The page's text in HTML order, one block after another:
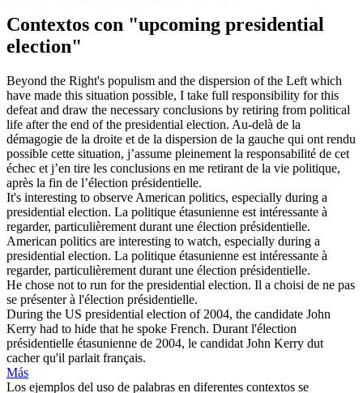
Contextos con "upcoming presidential
election"
Beyond the Right's populism and the dispersion of the Left which
have made this situation possible, I take full responsibility for this
defeat and draw the necessary conclusions by retiring from political
life after the end of the presidential election. Au-delà de la
démagogie de la droite et de la dispersion de la gauche qui ont rendu
possible cette situation, j’assume pleinement la responsabilité de cet
échec et j’en tire les conclusions en me retirant de la vie politique,
après la fin de l’élection présidentielle.
It's interesting to observe American politics, especially during a
presidential election. La politique étasunienne est intéressante à
regarder, particulièrement durant une élection présidentielle.
American politics are interesting to watch, especially during a
presidential election. La politique étasunienne est intéressante à
regarder, particulièrement durant une élection présidentielle.
He chose not to run for the presidential election. Il a choisi de ne pas
se présenter à l'élection présidentielle.
During the US presidential election of 2004, the candidate John
Kerry had to hide that he spoke French. Durant l'élection
présidentielle étasunienne de 2004, le candidat John Kerry dut
cacher qu'il parlait français.
Más
Los ejemplos del uso de palabras en diferentes contextos se